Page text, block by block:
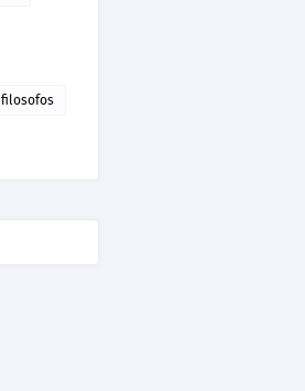
filosofos